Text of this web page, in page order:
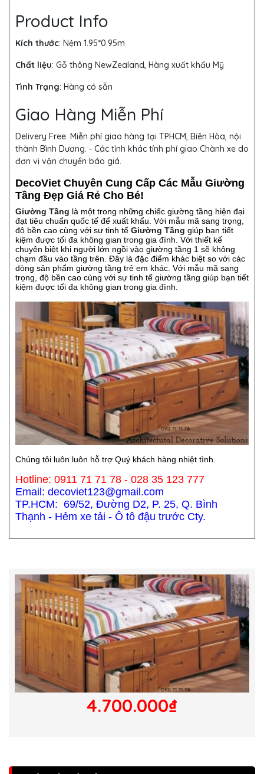
Product Info
Kích thước: Nệm 1.95*0.95m
Chất liệu: Gỗ thông NewZealand, Hàng xuất khẩu Mỹ
Tình Trạng: Hàng có sẵn
Giao Hàng Miễn Phí
Delivery Free: Miễn phí giao hàng tại TPHCM, Biên Hòa, nội
thành Bình Dương. - Các tỉnh khác tính phí giao Chành xe do
đơn vị vận chuyển báo giá.
DecoViet Chuyên Cung Cấp Các Mẫu Giường
Tầng Đẹp Giá Rẻ Cho Bé!
Giường Tầng là một trong những chiếc giường tầng hiện đại
đạt tiêu chuẩn quốc tế để xuất khẩu. Với mẫu mã sang trọng,
độ bền cao cùng với sự tinh tế Giường Tầng giúp bạn tiết
kiệm được tối đa không gian trong gia đình. Với thiết kế
chuyên biệt khi người lớn ngồi vào giường tầng 1 sẽ không
chạm đầu vào tầng trên. Đây là đặc điểm khác biệt so với các
dòng sản phẩm giường tầng trẻ em khác. Với mẫu mã sang
trọng, độ bền cao cùng với sự tinh tế giường tầng giúp bạn tiết
kiệm được tối đa không gian trong gia đình.
Chúng tôi luôn luôn hỗ trợ Quý khách hàng nhiệt tình.
Hotline: 0911 71 71 78 - 028 35 123 777
Email: decoviet123@gmail.com
TP.HCM: 69/52, Đường D2, P. 25, Q. Bình
Thạnh - Hẻm xe tải - Ô tô đậu trước Cty.
4.700.000₫